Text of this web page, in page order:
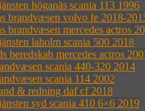
höganäs scania 113 1996
brandvæsen volvo fe 2018-
brandvæsen mercedes actros
laholm scania 500 2018
beredskab mercedes actros
scania 440-320 2014
scania 114 2002
& redning daf cf 2018
syd scania 410 6×6 2019